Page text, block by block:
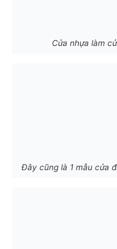
Cửa nhựa làm
Đây cũng là 1 mẫu cửa